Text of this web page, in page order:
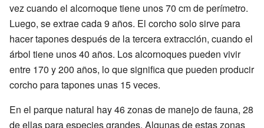
vez cuando el alcornoque tiene unos 70 cm de perímetro.
Luego, se extrae cada 9 años. El corcho solo sirve para
hacer tapones después de la tercera extracción, cuando el
árbol tiene unos 40 años. Los alcornoques pueden vivir
entre 170 y 200 años, lo que significa que pueden producir
corcho para tapones unas 15 veces.
En el parque natural hay 46 zonas de manejo de fauna, 28
de ellas para especies grandes. Algunas de estas zonas